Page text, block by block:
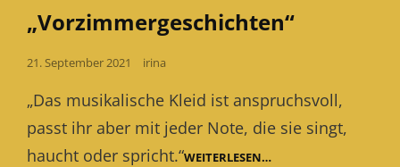
„Vorzimmergeschichten“
Posted
21. September 2021 irina
„Das musikalische Kleid ist anspruchsvoll,
passt ihr aber mit jeder Note, die sie singt,
haucht oder spricht.“WEITERLESEN…PRESSESTIMMEN